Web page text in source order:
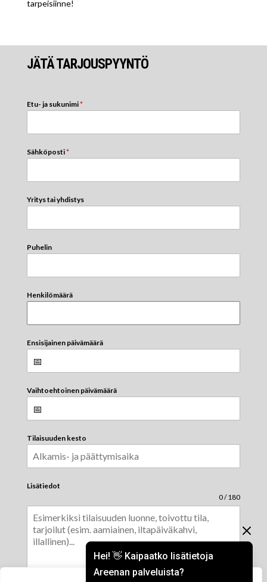
tarpeisiinne!
JÄTÄ TARJOUSPYYNTÖ
Etu- ja sukunimi*
Sähköposti*
Yritys tai yhdistys
Puhelin
Henkilömäärä
Ensisijainen päivämäärä
Vaihtoehtoinen päivämäärä
Tilaisuuden kesto
Lisätiedot
0 / 180
Hei! 👋 Kaipaatko lisätietoja
Areenan palveluista?